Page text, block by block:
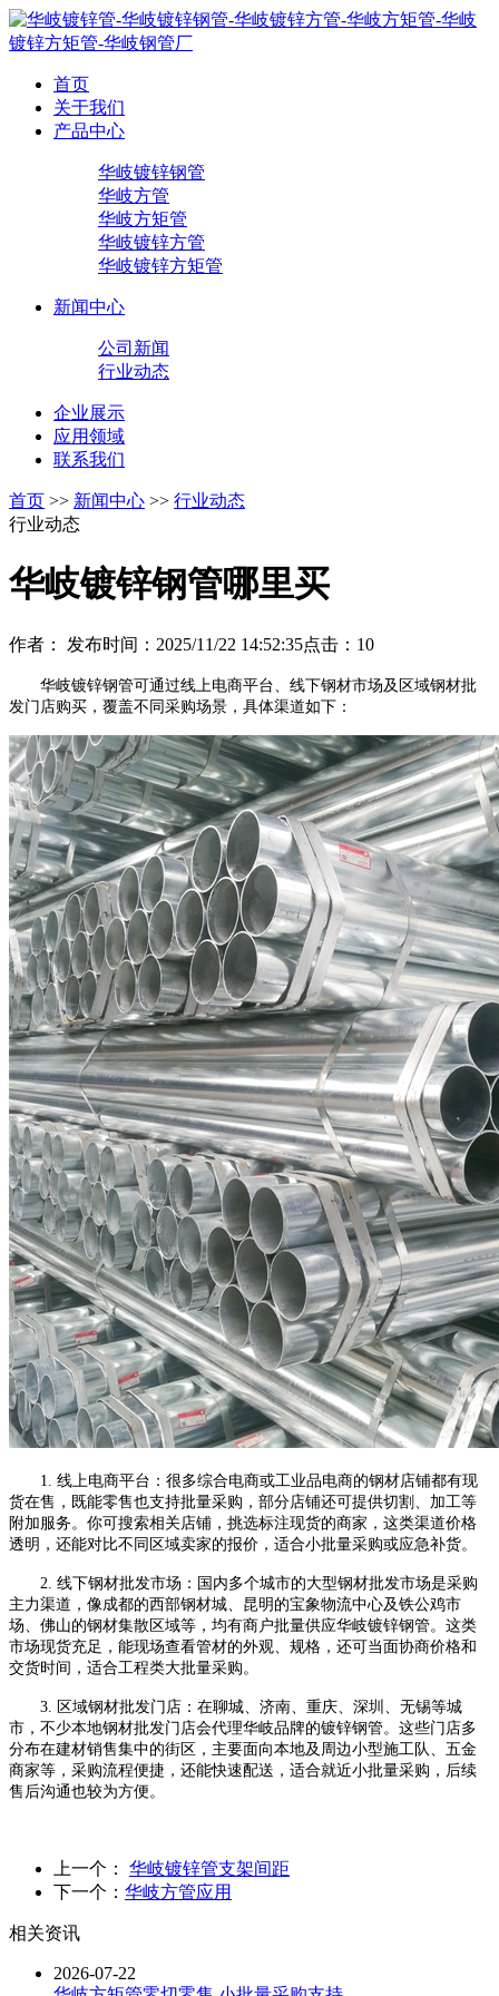
首页
关于我们
产品中心
华岐镀锌钢管
华岐方管
华岐方矩管
华岐镀锌方管
华岐镀锌方矩管
新闻中心
公司新闻
行业动态
企业展示
应用领域
联系我们
首页 >> 新闻中心 >> 行业动态
行业动态
华岐镀锌钢管哪里买
作者： 发布时间：2025/11/22 14:52:35点击： 10
华岐镀锌钢管可通过线上电商平台、线下钢材市场及区域钢材批
发门店购买，覆盖不同采购场景，具体渠道如下：
1. 线上电商平台：很多综合电商或工业品电商的钢材店铺都有现
货在售，既能零售也支持批量采购，部分店铺还可提供切割、加工等
附加服务。你可搜索相关店铺，挑选标注现货的商家，这类渠道价格
透明，还能对比不同区域卖家的报价，适合小批量采购或应急补货。
2. 线下钢材批发市场：国内多个城市的大型钢材批发市场是采购
主力渠道，像成都的西部钢材城、昆明的宝象物流中心及铁公鸡市
场、佛山的钢材集散区域等，均有商户批量供应华岐镀锌钢管。这类
市场现货充足，能现场查看管材的外观、规格，还可当面协商价格和
交货时间，适合工程类大批量采购。
3. 区域钢材批发门店：在聊城、济南、重庆、深圳、无锡等城
市，不少本地钢材批发门店会代理华岐品牌的镀锌钢管。这些门店多
分布在建材销售集中的街区，主要面向本地及周边小型施工队、五金
商家等，采购流程便捷，还能快速配送，适合就近小批量采购，后续
售后沟通也较为方便。
上一个： 华岐镀锌管支架间距
下一个： 华岐方管应用
相关资讯
2026-07-22